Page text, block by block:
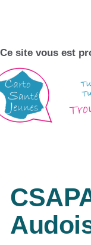
Ce site vous est